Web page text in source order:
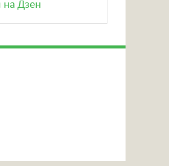
на Дзен